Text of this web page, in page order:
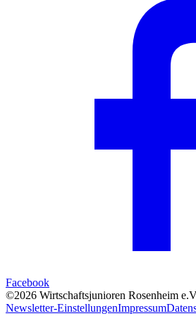
Facebook
©2026 Wirtschaftsjunioren Rosenheim
Newsletter-EinstellungenImpressum